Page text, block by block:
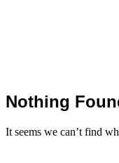
Nothing
It seems we can’t find